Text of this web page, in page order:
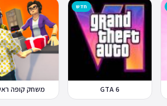
חדש
GTA 6 משחק קופה